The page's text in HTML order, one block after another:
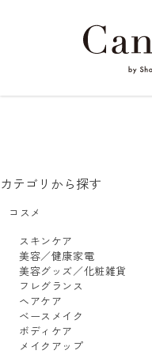
カテゴリから探す
コスメ
スキンケア
美容／健康家電
美容グッズ／化粧雑貨
フレグランス
ヘアケア
ベースメイク
ボディケア
メイクアップ